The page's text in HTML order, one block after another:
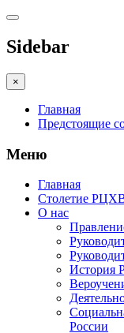
Sidebar
×
Главная
Предстоящие
Меню
Главная
Столетие
О нас
История
России